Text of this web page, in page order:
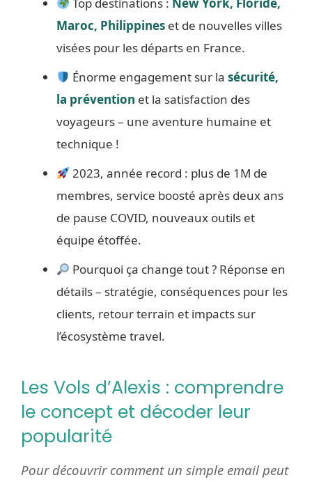
Top destinations : New York, Floride,
Maroc, Philippines et de nouvelles villes
visées pour les départs en France.
Énorme engagement sur lasécurité,
la prévention et la satisfaction des
voyageurs – une aventure humaine et
technique !
2023, année record : plus de 1M de
membres, service boosté après deux ans
de pause COVID, nouveaux outils et
équipe étoffée.
Pourquoi ça change tout ? Réponse en
détails – stratégie, conséquences pour les
clients, retour terrain et impacts sur
l’écosystème travel.
Les Vols d’Alexis : comprendre
le concept et décoder leur
popularité
Pour découvrir comment un simple email peut